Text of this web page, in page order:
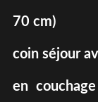
70 cm)
coin séjour
en